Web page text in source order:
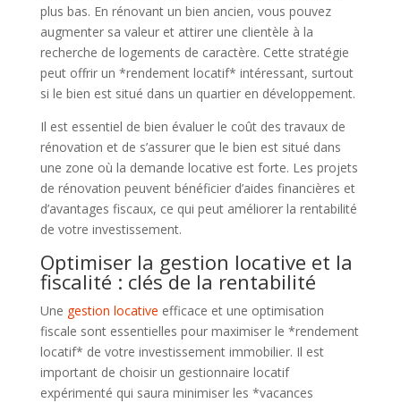
plus bas. En rénovant un bien ancien, vous pouvez
augmenter sa valeur et attirer une clientèle à la
recherche de logements de caractère. Cette stratégie
peut offrir un *rendement locatif* intéressant, surtout
si le bien est situé dans un quartier en développement.
Il est essentiel de bien évaluer le coût des travaux de
rénovation et de s’assurer que le bien est situé dans
une zone où la demande locative est forte. Les projets
de rénovation peuvent bénéficier d’aides financières et
d’avantages fiscaux, ce qui peut améliorer la rentabilité
de votre investissement.
Optimiser la gestion locative et la
fiscalité : clés de la rentabilité
Une gestion locative efficace et une optimisation
fiscale sont essentielles pour maximiser le *rendement
locatif* de votre investissement immobilier. Il est
important de choisir un gestionnaire locatif
expérimenté qui saura minimiser les *vacances